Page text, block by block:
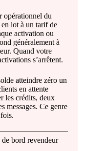
opérationnel du
en lot à un tarif de
activation ou
généralement à
Quand votre
s’arrêtent.
atteindre zéro un
en attente
les crédits, deux
messages. Ce genre
bord revendeur